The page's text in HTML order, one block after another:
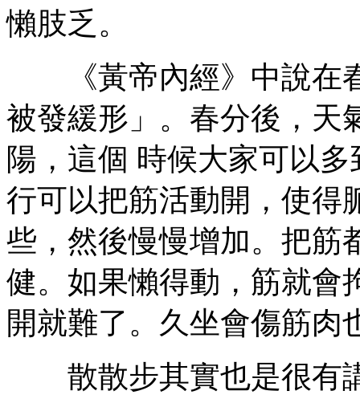
懶肢乏。
《黃帝內經》中說在
被發緩形」。春分後，天
陽，這個 時候大家可以
行可以把筋活動開，使得
些，然後慢慢增加。把筋
健。如果懶得動，筋就會
開就難了。久坐會傷筋肉
散散步其實也是很有